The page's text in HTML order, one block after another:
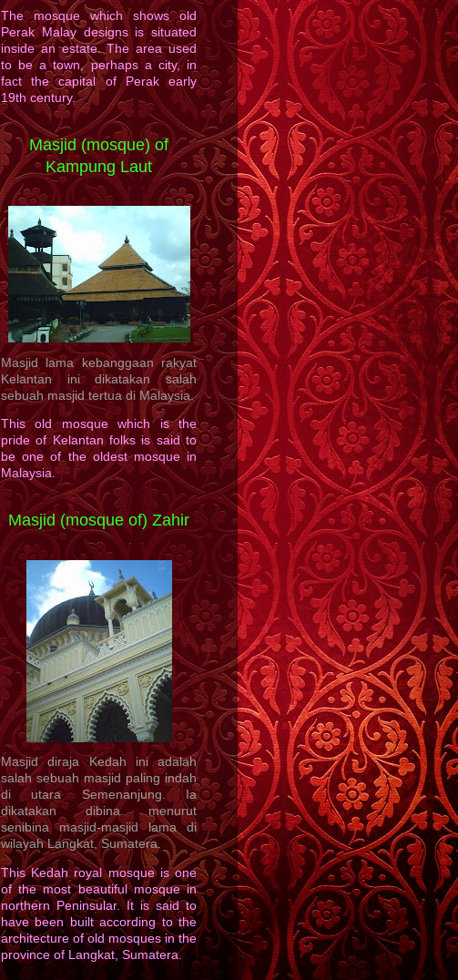
The mosque which shows old
Perak Malay designs is situated
inside an estate. The area used
to be a town, perhaps a city, in
fact the capital of Perak early
19th century.
Masjid (mosque) of
Kampung Laut
Masjid lama kebanggaan rakyat
Kelantan ini dikatakan salah
sebuah masjid tertua di Malaysia.
This old mosque which is the
pride of Kelantan folks is said to
be one of the oldest mosque in
Malaysia.
Masjid (mosque of) Zahir
Masjid diraja Kedah ini adalah
salah sebuah masjid paling indah
di utara Semenanjung. Ia
dikatakan dibina menurut
senibina masjid-masjid lama di
wilayah Langkat, Sumatera.
This Kedah royal mosque is one
of the most beautiful mosque in
northern Peninsular. It is said to
have been built according to the
architecture of old mosques in the
province of Langkat, Sumatera.